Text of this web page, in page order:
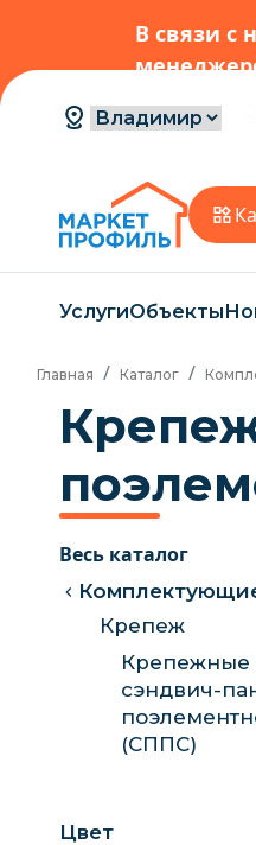
В связи с
УслугиОбъекты
Главная Каталог
Весь каталог
Крепеж
Крепежные
сэндвич-
(СППС)
Цвет